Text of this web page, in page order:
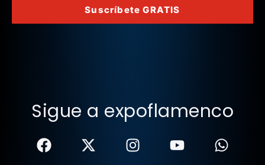
Suscríbete GRATIS
Sigue a expoflamenco